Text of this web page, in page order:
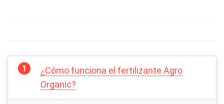
¿Cómo funciona el fertilizante Agro
Organic?